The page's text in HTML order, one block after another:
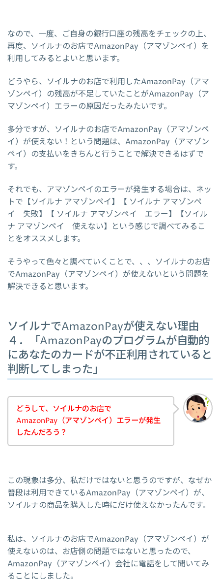
なので、一度、ご自身の銀行口座の残高をチェックの上、
再度、ソイルナのお店でAmazonPay（アマゾンペイ）を
利用してみるとよいと思います。
どうやら、ソイルナのお店で利用したAmazonPay（アマ
ゾンペイ）の残高が不足していたことがAmazonPay（ア
マゾンペイ）エラーの原因だったみたいです。
多分ですが、ソイルナのお店でAmazonPay（アマゾンペ
イ）が使えない！という問題は、AmazonPay（アマゾン
ペイ）の支払いをきちんと行うことで解決できるはずで
す。
それでも、アマゾンペイのエラーが発生する場合は、ネッ
トで【ソイルナ アマゾンペイ】【 ソイルナ アマゾンペ
イ 失敗】【 ソイルナ アマゾンペイ エラー】【ソイル
ナ アマゾンペイ 使えない】という感じで調べてみるこ
とをオススメします。
そうやって色々と調べていくことで、、、ソイルナのお店
でAmazonPay（アマゾンペイ）が使えないという問題を
解決できると思います。
ソイルナでAmazonPayが使えない理由
４．「AmazonPayのプログラムが自動的
にあなたのカードが不正利用されていると
判断してしまった」
どうして、ソイルナのお店で
AmazonPay（アマゾンペイ）エラーが発生
したんだろう？
この現象は多分、私だけではないと思うのですが、なぜか
普段は利用できているAmazonPay（アマゾンペイ）が、
ソイルナの商品を購入した時にだけ使えなかったんです。
私は、ソイルナのお店でAmazonPay（アマゾンペイ）が
使えないのは、お店側の問題ではないと思ったので、
AmazonPay（アマゾンペイ）会社に電話をして聞いてみ
ることにしました。